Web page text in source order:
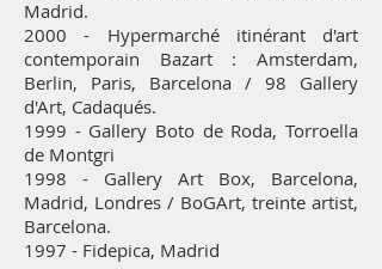
Madrid.
2000 - Hypermarché itinérant d'art
contemporain Bazart : Amsterdam,
Berlin, Paris, Barcelona / 98 Gallery
d'Art, Cadaqués.
1999 - Gallery Boto de Roda, Torroella
de Montgri
1998 - Gallery Art Box, Barcelona,
Madrid, Londres / BoGArt, treinte artist,
Barcelona.
1997 - Fidepica, Madrid